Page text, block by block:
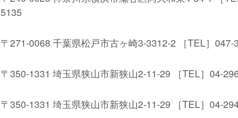
5135
〒271-0068 千葉県松戸市古ヶ崎3-3312-2 ［TEL］
〒350-1331 埼玉県狭山市新狭山2-11-29 ［TEL］04-
〒350-1331 埼玉県狭山市新狭山2-11-29 ［TEL］04-